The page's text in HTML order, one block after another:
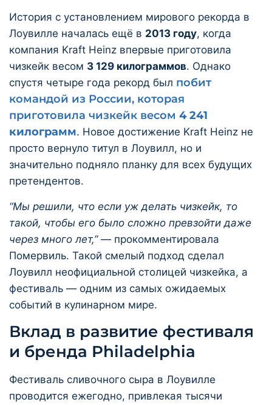
История с установлением мирового рекорда в
Лоувилле началась ещё в 2013 году, когда
компания Kraft Heinz впервые приготовила
чизкейк весом 3 129 килограммов. Однако
спустя четыре года рекорд был побит
командой из России, которая
приготовила чизкейк весом 4 241
килограмм. Новое достижение Kraft Heinz не
просто вернуло титул в Лоувилл, но и
значительно подняло планку для всех будущих
претендентов.
“Мы решили, что если уж делать чизкейк, то
такой, чтобы его было сложно превзойти даже
через много лет,”— прокомментировала
Помервиль. Такой смелый подход сделал
Лоувилл неофициальной столицей чизкейка, а
фестиваль — одним из самых ожидаемых
событий в кулинарном мире.
Вклад в развитие фестиваля
и бренда Philadelphia
Фестиваль сливочного сыра в Лоувилле
проводится ежегодно, привлекая тысячи